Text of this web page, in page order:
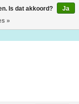
Is dat akkoord?
Ja
»